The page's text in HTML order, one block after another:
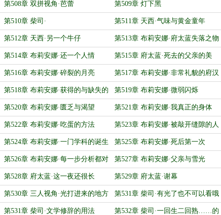
实的威胁
第508章 双拼视角·芭蕾 第509章 灯下黑
第510章 柴司· 第511章 天西·气味与黄金童年
第512章 天西·另一个牛仔 第513章 布莉安娜·府太蓝失落之物
第514章 布莉安娜·还一个人情 第515章 府太蓝·死去的父亲的美
第516章 布莉安娜·碎裂的月亮 第517章 布莉安娜·非常礼貌的府汉
第518章 布莉安娜·获得的与缺失的 第519章 布莉安娜·微弱闪烁
第520章 布莉安娜·匮乏与渴望 第521章 布莉安娜·我真正的身体
第522章 布莉安娜·吃蛋的方法 第523章 布莉安娜·被敲开缝隙的人
第524章 布莉安娜·一门学科的诞生 第525章 布莉安娜·死后第一次
第526章 布莉安娜·每一步分析都对
了
第527章 布莉安娜·父亲与雪光
第528章 府太蓝·这一夜还很长 第529章 府太蓝·谢幕
第530章 三人视角·光打进来的地方 第531章 柴司·有光了也不可以看哦
第531章 柴司·文学修辞的用法 第532章 柴司·一回生二回熟……的